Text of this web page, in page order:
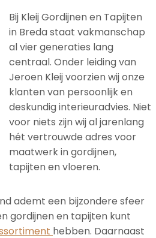
Bij Kleij Gordijnen en Tapijten
in Breda staat vakmanschap
al vier generaties lang
centraal. Onder leiding van
Jeroen Kleij voorzien wij onze
klanten van persoonlijk en
deskundig interieuradvies. Niet
voor niets zijn wij al jarenlang
hét vertrouwde adres voor
maatwerk in gordijnen,
tapijten en vloeren.
ademt een bijzondere sfeer
gordijnen en tapijten kunt
hebben. Daarnaast